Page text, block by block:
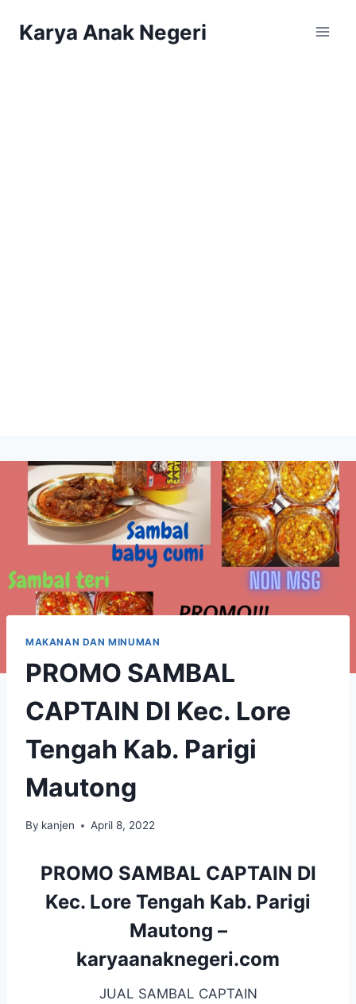
Karya Anak Negeri
MAKANAN DAN MINUMAN
PROMO SAMBAL
CAPTAIN DI Kec. Lore
Tengah Kab. Parigi
Mautong
By kanjen April 8, 2022
PROMO SAMBAL CAPTAIN DI
Kec. Lore Tengah Kab. Parigi
Mautong –
karyaanaknegeri.com
JUAL SAMBAL CAPTAIN